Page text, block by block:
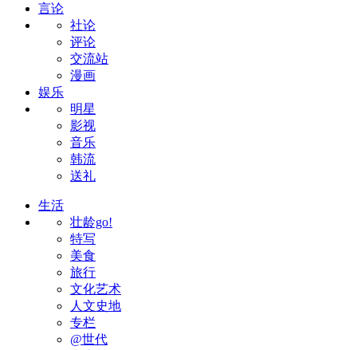
言论
社论
评论
交流站
漫画
娱乐
明星
影视
音乐
韩流
送礼
生活
壮龄go!
特写
美食
旅行
文化艺术
人文史地
专栏
@世代